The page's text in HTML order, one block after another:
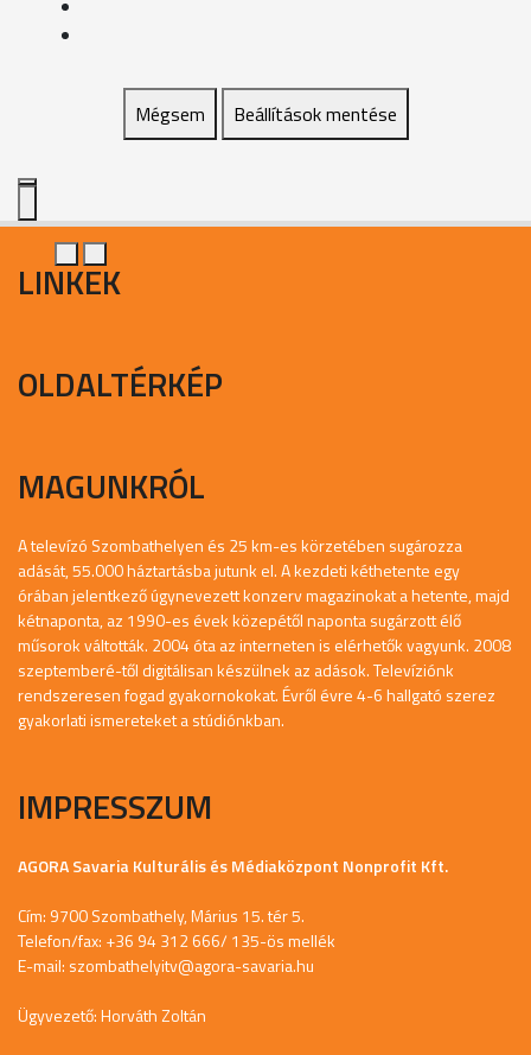
Mégsem Beállítások mentése
LINKEK
OLDALTÉRKÉP
MAGUNKRÓL
A televízó Szombathelyen és 25 km-es körzetében sugározza
adását, 55.000 háztartásba jutunk el. A kezdeti kéthetente egy
órában jelentkező úgynevezett konzerv magazinokat a hetente, majd
kétnaponta, az 1990-es évek közepétől naponta sugárzott élő
műsorok váltották. 2004 óta az interneten is elérhetők vagyunk. 2008
szeptemberé-től digitálisan készülnek az adások. Televíziónk
rendszeresen fogad gyakornokokat. Évről évre 4-6 hallgató szerez
gyakorlati ismereteket a stúdiónkban.
IMPRESSZUM
AGORA Savaria Kulturális és Médiaközpont Nonprofit Kft.
Cím: 9700 Szombathely, Márius 15. tér 5.
Telefon/fax: +36 94 312 666/ 135-ös mellék
E-mail: szombathelyitv@agora-savaria.hu
Ügyvezető: Horváth Zoltán